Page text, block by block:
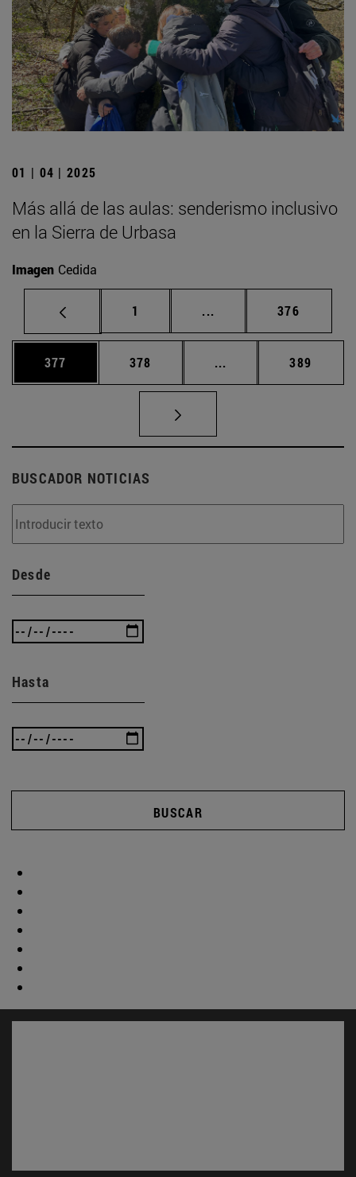
01 | 04 | 2025
Más allá de las aulas: senderismo inclusivo
en la Sierra de Urbasa
Imagen Cedida
Página
1 ... Páginas intermedias
Página
376
Página
377 Página
378 ... Páginas intermedias
Página
389
BUSCADOR NOTICIAS
Desde
Hasta
BUSCAR